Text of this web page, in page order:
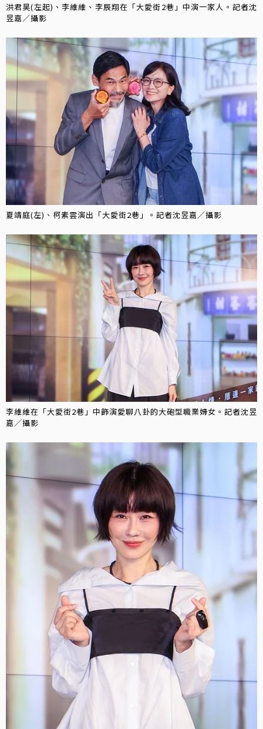
洪君昊(左起)、李維維、李辰翔在「大愛街2巷」中演一家人。記者沈
昱嘉／攝影
夏靖庭(左)、柯素雲演出「大愛街2巷」。記者沈昱嘉／攝影
李維維在「大愛街2巷」中飾演愛聊八卦的大砲型職業婦女。記者沈昱
嘉／攝影